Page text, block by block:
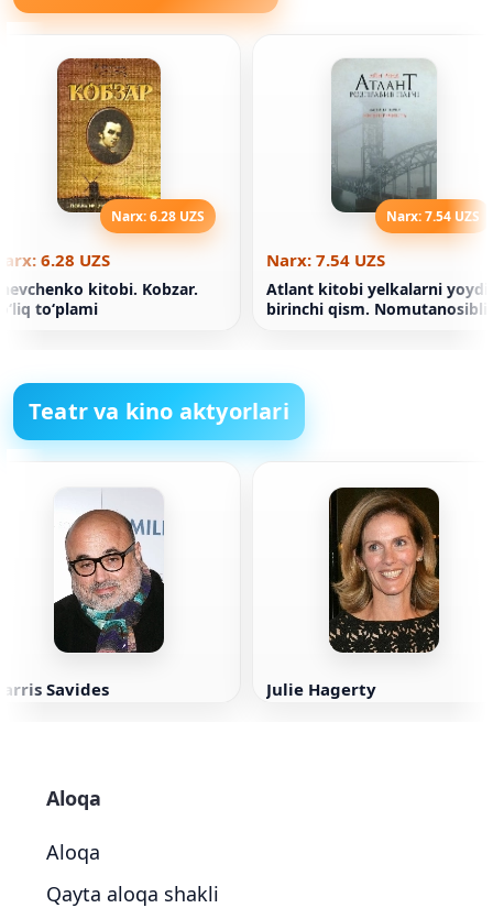
Narx: 6.28 UZS
6.28 UZS
kitobi. Kobzar.
toʻplami
Narx: 7.54 UZS
Narx: 7.54 UZS
Atlant kitobi yelkalarni yoydi.
birinchi qism.
Teatr va kino aktyorlari
Savides Julie Hagerty
Aloqa
Aloqa
Qayta aloqa shakli